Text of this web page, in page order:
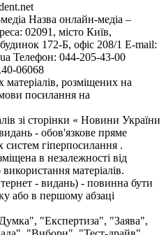
Назва онлайн-медіа –
02091, місто Київ,
172-Б, офіс 208/1 E-mail:
Телефон: 044-205-43-00
06068
розміщених на
посилання на
зі сторінки « Новини України
- обов'язкове пряме
гіперпосилання .
в незалежності від
матеріалів.
- видань) - повинна бути
або в першому абзаці
"Експертиза", "Заява",